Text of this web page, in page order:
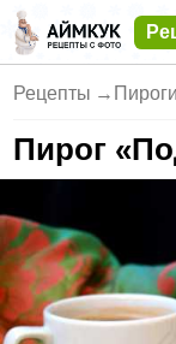
Рецепты → Пироги
Пирог